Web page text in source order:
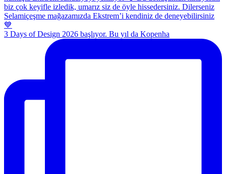
3 Days of Design 2026 başlıyor. Bu yıl da Kopenha